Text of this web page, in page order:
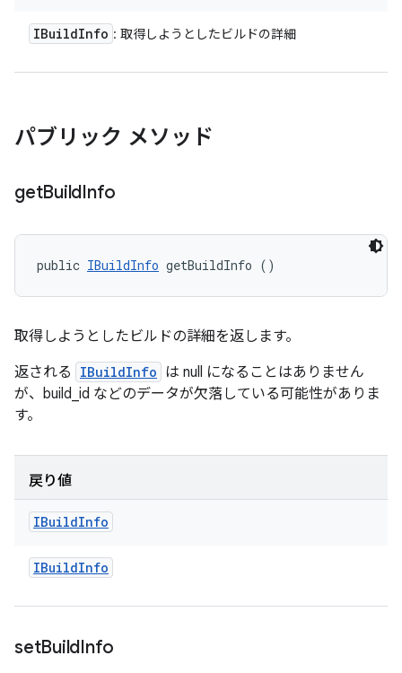
IBuildInfo : 取得しようとしたビルドの詳細
パブリック メソッド
getBuildInfo
public IBuildInfo getBuildInfo ()
取得しようとしたビルドの詳細を返します。
返される
IBuildInfo は null になることはありません
が、build_id などのデータが欠落している可能性がありま
す。
戻り値
IBuildInfo
IBuildInfo
setBuildInfo